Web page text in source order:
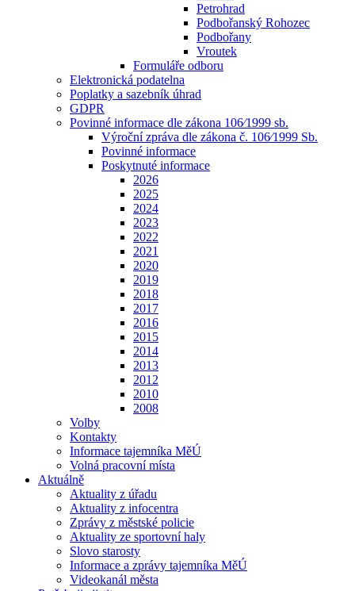
Petrohrad
Podbořanský Rohozec
Podbořany
Vroutek
Formuláře odboru
Elektronická podatelna
Poplatky a sazebník úhrad
GDPR
Povinné informace dle zákona 106⁄1999 sb.
Výroční zpráva dle zákona č. 106⁄1999 Sb.
Povinné informace
Poskytnuté informace
2026
2025
2024
2023
2022
2021
2020
2019
2018
2017
2016
2015
2014
2013
2012
2010
2008
Volby
Kontakty
Informace tajemníka MěÚ
Volná pracovní místa
Aktuálně
Aktuality z úřadu
Aktuality z infocentra
Zprávy z městské policie
Aktuality ze sportovní haly
Slovo starosty
Informace a zprávy tajemníka MěÚ
Videokanál města